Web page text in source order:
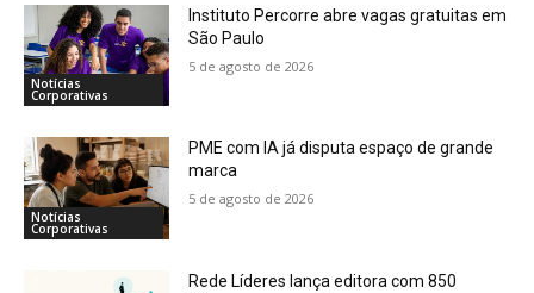
Notícias
Corporativas
Instituto Percorre abre vagas gratuitas em
São Paulo
5 de agosto de 2026
Notícias
Corporativas
PME com IA já disputa espaço de grande
marca
5 de agosto de 2026
Rede Líderes lança editora com 850